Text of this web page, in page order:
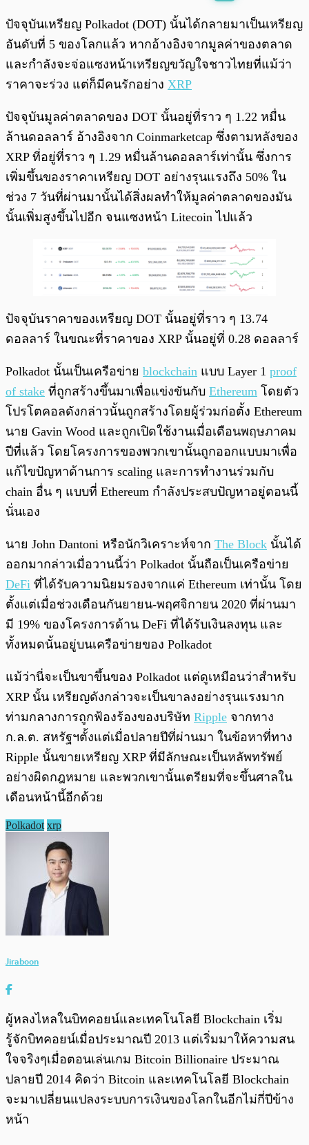
พร้อมเล่น /
ปัจจุบันเหรียญ Polkadot (DOT) นั้นได้กลายมาเป็นเหรียญ
อันดับที่ 5 ของโลกแล้ว หากอ้างอิงจากมูลค่าของตลาด
และกำลังจะจ่อแซงหน้าเหรียญขวัญใจชาวไทยที่แม้ว่า
ราคาจะร่วง แต่ก็มีคนรักอย่าง XRP
ปัจจุบันมูลค่าตลาดของ DOT นั้นอยู่ที่ราว ๆ 1.22 หมื่น
ล้านดอลลาร์ อ้างอิงจาก Coinmarketcap ซึ่งตามหลังของ
XRP ที่อยู่ที่ราว ๆ 1.29 หมื่นล้านดอลลาร์เท่านั้น ซึ่งการ
เพิ่มขึ้นของราคาเหรียญ DOT อย่างรุนแรงถึง 50% ใน
ช่วง 7 วันที่ผ่านมานั้นได้สิ่งผลทำให้มูลค่าตลาดของมัน
นั้นเพิ่มสูงขึ้นไปอีก จนแซงหน้า Litecoin ไปแล้ว
ปัจจุบันราคาของเหรียญ DOT นั้นอยู่ที่ราว ๆ 13.74
ดอลลาร์ ในขณะที่ราคาของ XRP นั้นอยู่ที่ 0.28 ดอลลาร์
Polkadot นั้นเป็นเครือข่าย blockchain แบบ Layer 1 proof
of stake ที่ถูกสร้างขึ้นมาเพื่อแข่งขันกับ Ethereum โดยตัว
โปรโตคอลดังกล่าวนั้นถูกสร้างโดยผู้ร่วมก่อตั้ง Ethereum
นาย Gavin Wood และถูกเปิดใช้งานเมื่อเดือนพฤษภาคม
ปีที่แล้ว โดยโครงการของพวกเขานั้นถูกออกแบบมาเพื่อ
แก้ไขปัญหาด้านการ scaling และการทำงานร่วมกับ
chain อื่น ๆ แบบที่ Ethereum กำลังประสบปัญหาอยู่ตอนนี้
นั่นเอง
นาย John Dantoni หรือนักวิเคราะห์จาก The Block นั้นได้
ออกมากล่าวเมื่อวานนี้ว่า Polkadot นั้นถือเป็นเครือข่าย
DeFi ที่ได้รับความนิยมรองจากแค่ Ethereum เท่านั้น โดย
ตั้งแต่เมื่อช่วงเดือนกันยายน-พฤศจิกายน 2020 ที่ผ่านมา
มี 19% ของโครงการด้าน DeFi ที่ได้รับเงินลงทุน และ
ทั้งหมดนั้นอยู่บนเครือข่ายของ Polkadot
แม้ว่านี่จะเป็นขาขึ้นของ Polkadot แต่ดูเหมือนว่าสำหรับ
XRP นั้น เหรียญดังกล่าวจะเป็นขาลงอย่างรุนแรงมาก
ท่ามกลางการถูกฟ้องร้องของบริษัท Ripple จากทาง
ก.ล.ต. สหรัฐฯตั้งแต่เมื่อปลายปีที่ผ่านมา ในข้อหาที่ทาง
Ripple นั้นขายเหรียญ XRP ที่มีลักษณะเป็นหลัพทรัพย์
อย่างผิดกฎหมาย และพวกเขานั้นเตรียมที่จะขึ้นศาลใน
เดือนหน้านี้อีกด้วย
Polkadot xrp
Jiraboon
ผู้หลงไหลในบิทคอยน์และเทคโนโลยี Blockchain เริ่ม
รู้จักบิทคอยน์เมื่อประมาณปี 2013 แต่เริ่มมาให้ความสน
ใจจริงๆเมื่อตอนเล่นเกม Bitcoin Billionaire ประมาณ
ปลายปี 2014 คิดว่า Bitcoin และเทคโนโลยี Blockchain
จะมาเปลี่ยนแปลงระบบการเงินของโลกในอีกไม่กี่ปีข้าง
หน้า